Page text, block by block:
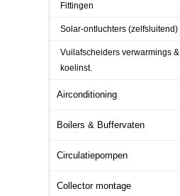
Fittingen
Solar-ontluchters (zelfsluitend)
Vuilafscheiders verwarmings &
koelinst.
Airconditioning
Boilers & Buffervaten
Circulatiepompen
Collector montage